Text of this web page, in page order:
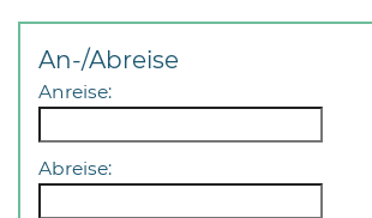
An-/Abreise
Anreise:
Abreise: